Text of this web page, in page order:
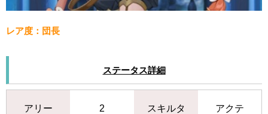
レア度：団長
ステータス詳細
アリー
2
スキルタ
アクテ